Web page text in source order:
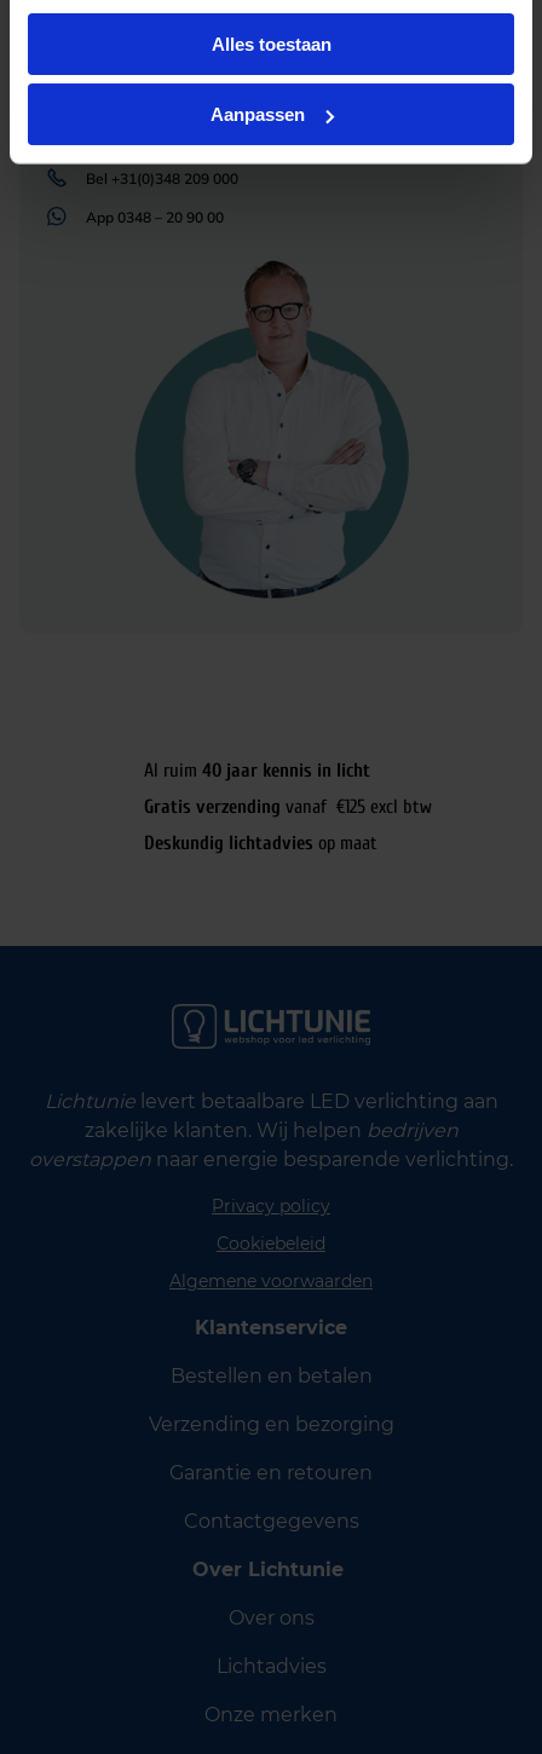
Alles toestaan
Aanpassen
helpen je graag met professioneellichtadvies
en zorgen voor de juiste licht oplossing. Aarzel
niet om contact met ons op te nemen.
Bel +31(0)348 209 000
App 0348 – 20 90 00
Al ruim 40 jaar kennis in licht
Gratis verzending vanaf €125 excl btw
Deskundig lichtadvies op maat
Lichtunielevert betaalbare LED verlichting aan
zakelijke klanten. Wij helpen bedrijven
overstappen naar energie besparende verlichting.
Privacy policy
Cookiebeleid
Algemene voorwaarden
Klantenservice
Bestellen en betalen
Verzending en bezorging
Garantie en retouren
Contactgegevens
Over Lichtunie
Over ons
Lichtadvies
Onze merken